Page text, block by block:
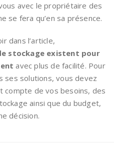
avec le propriétaire des
se fera qu’en sa présence.
dans l’article,
stockage existent pour
avec plus de facilité. Pour
ses solutions, vous devez
compte de vos besoins, des
ainsi que du budget,
décision.